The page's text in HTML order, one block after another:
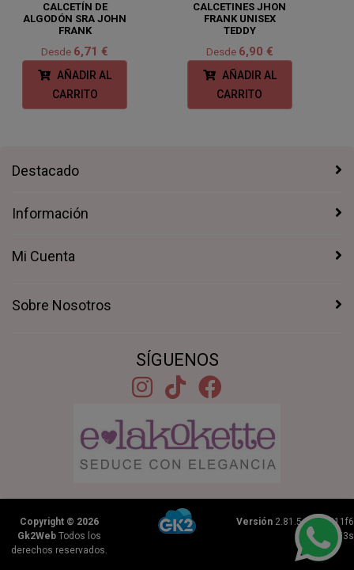
CALCETÍN DE
ALGODÓN SRA JOHN
FRANK
Desde 6,71 €
AÑADIR AL
CARRITO
CALCETINES JHON
FRANK UNISEX
TEDDY
Desde 6,90 €
AÑADIR AL
CARRITO
Destacado
Información
Mi Cuenta
Sobre Nosotros
SÍGUENOS
Copyright © 2026
Gk2WebTodos los
derechos reservados.
Versión2.81.5+1b46211f6
0.6253s